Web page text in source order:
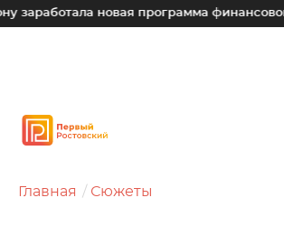
новая программа финансовой
Главная Сюжеты